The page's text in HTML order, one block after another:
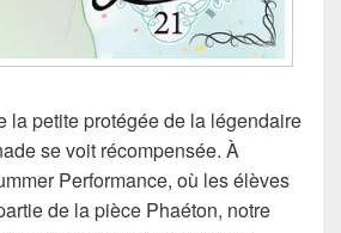
la petite protégée de la légendaire
se voit récompensée. À
Performance, où les élèves
de la pièce Phaéton, notre